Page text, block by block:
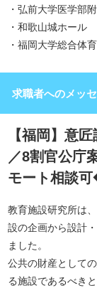
・弘前大学医学部
・和歌山城ホール
・福岡大学総合体
求職者へのメッ
【福岡】意
／8割官公庁
モート相談
教育施設研究所は
設の企画から設計
ました。
公共の財産として
る施設であるべきと